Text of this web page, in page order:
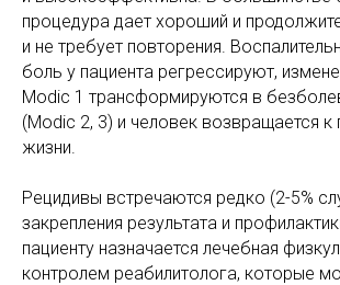
процедура дает хороший и
и не требует повторения.
боль у пациента регрессируют,
Modic 1 трансформируются в
(Modic 2, 3) и человек возвращается к
жизни.
Рецидивы встречаются редко (2-5%
закрепления результата и
пациенту назначается лечебная
контролем реабилитолога, которые